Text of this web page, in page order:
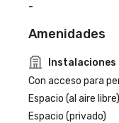
-
Amenidades
Instalaciones
Con acceso para
Espacio (al aire libre)
Espacio (privado)